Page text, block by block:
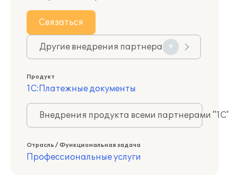
Связаться
Другие внедрения партнера 9
Продукт
1С:Платежные документы
Внедрения продукта всеми партнерами
Отрасль / Функциональная задача
Профессиональные услуги